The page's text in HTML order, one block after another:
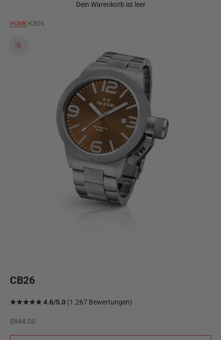
Dein Warenkorb ist leer
HOME>CB26
Bild vergrößern
CB26
★★★★★ 4.6/5.0 (1.267 Bewertungen)
Angebot
$844.00